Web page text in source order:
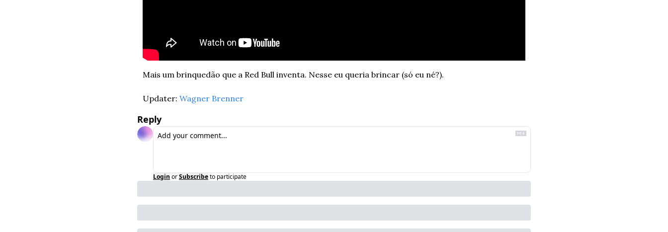
Mais um brinquedão que a Red Bull inventa. Nesse eu queria brincar (só eu né?).
Updater: Wagner Brenner
Reply
Login orSubscribeto participate